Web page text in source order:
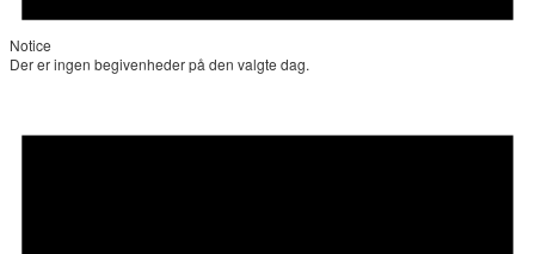
Notice
Der er ingen begivenheder på den valgte dag.